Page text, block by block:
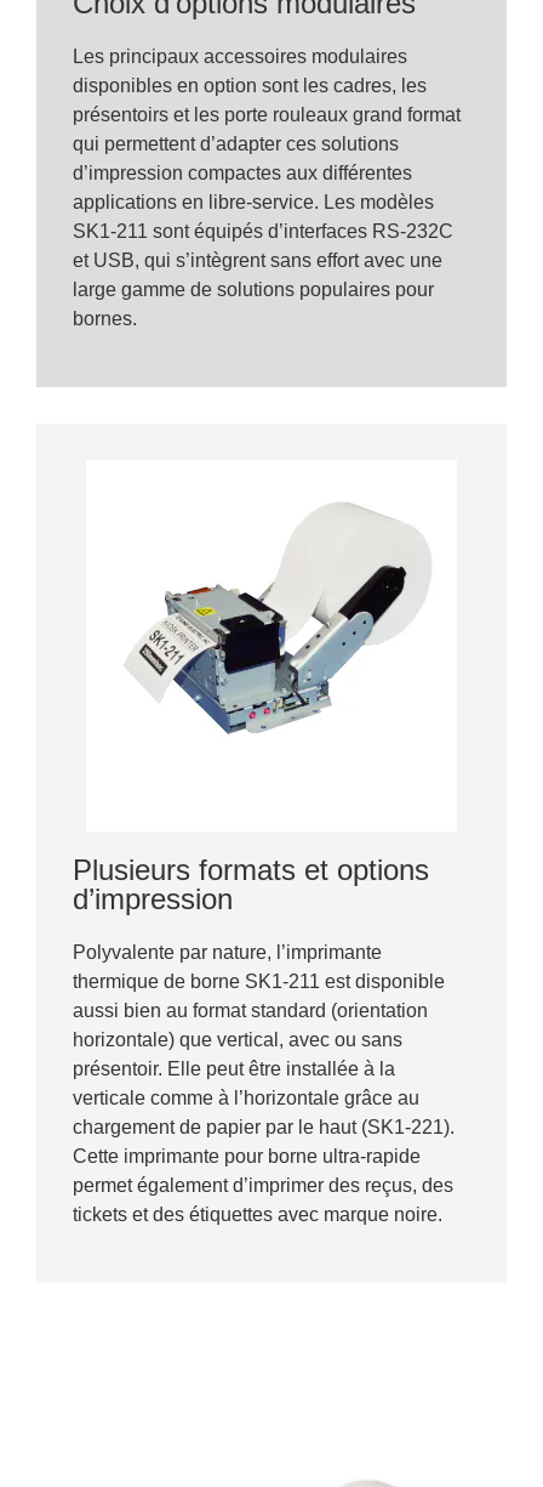
Plusieurs formats et options
d’impression
Polyvalente par nature, l’imprimante
thermique de borne SK1-211 est disponible
aussi bien au format standard (orientation
horizontale) que vertical, avec ou sans
présentoir. Elle peut être installée à la
verticale comme à l’horizontale grâce au
chargement de papier par le haut (SK1-221).
Cette imprimante pour borne ultra-rapide
permet également d’imprimer des reçus, des
tickets et des étiquettes avec marque noire.
Les principaux accessoires modulaires
disponibles en option sont les cadres, les
présentoirs et les porte rouleaux grand format
qui permettent d’adapter ces solutions
d’impression compactes aux différentes
applications en libre-service. Les modèles
SK1-211 sont équipés d’interfaces RS-232C
et USB, qui s’intègrent sans effort avec une
large gamme de solutions populaires pour
bornes.